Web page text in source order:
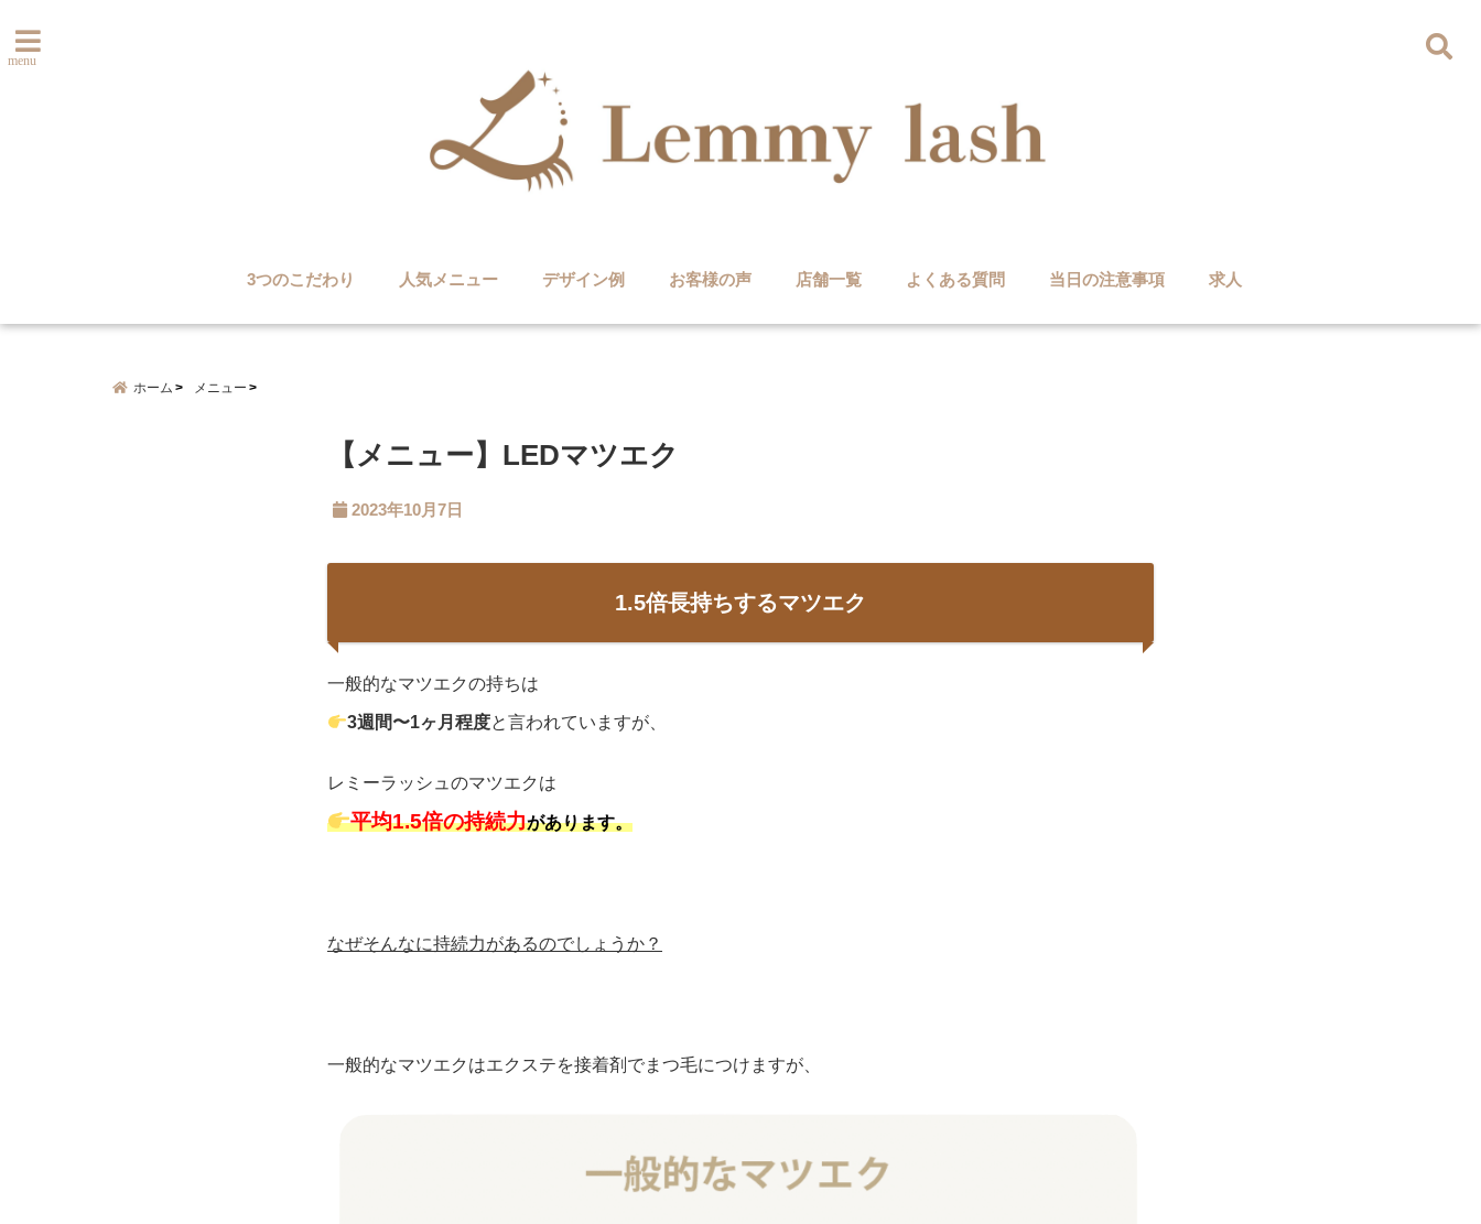
menu
3つのこだわり 人気メニュー デザイン例 お客様の声 店舗一覧 よくある質問 当日の注意事項 求人
ホーム メニュー
【メニュー】LEDマツエク
2023年10月7日
1.5倍長持ちするマツエク
一般的なマツエクの持ちは
3週間〜1ヶ月程度と言われていますが、
レミーラッシュのマツエクは
平均1.5倍の持続力があります。
なぜそんなに持続力があるのでしょうか？
一般的なマツエクはエクステを接着剤でまつ毛につけますが、